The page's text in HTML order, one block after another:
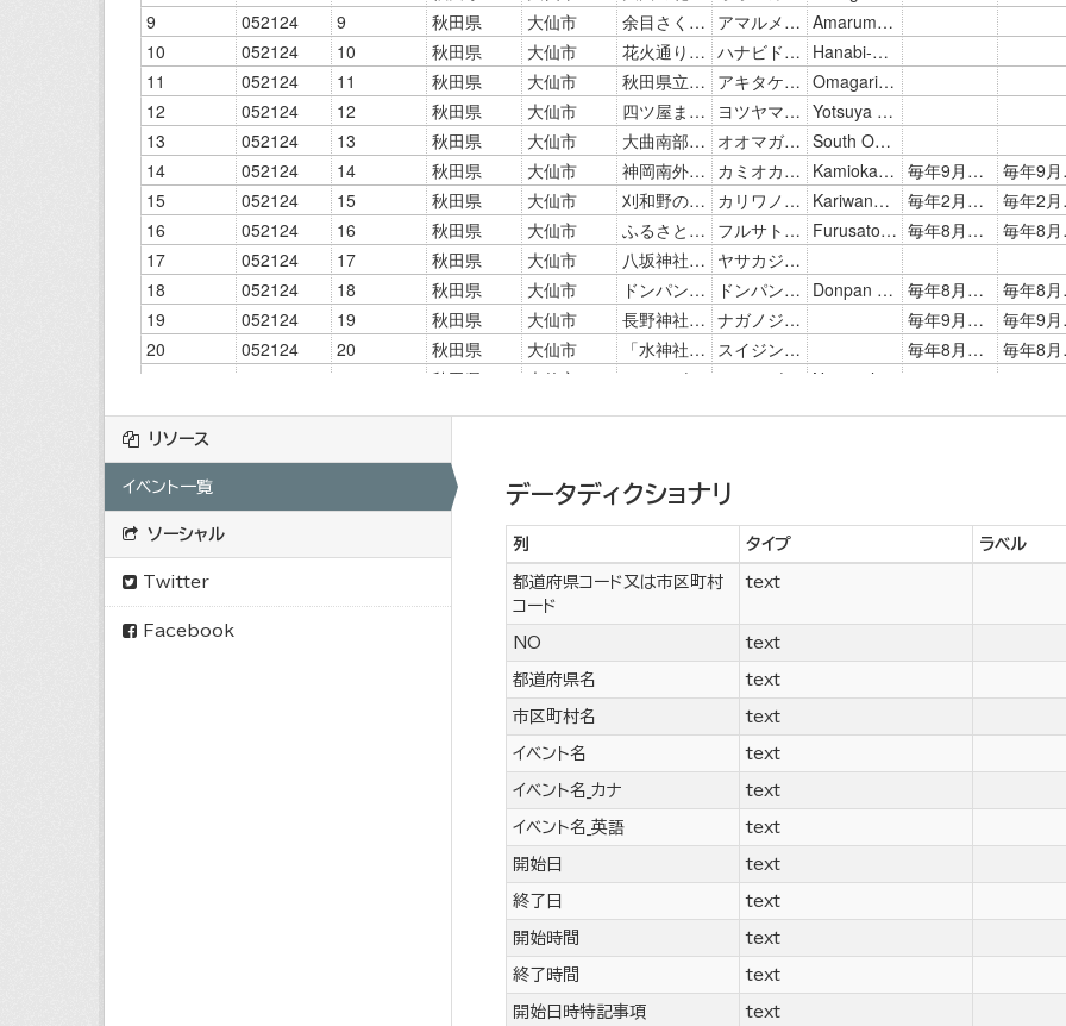
リソース
イベント一覧
ソーシャル
Twitter
Facebook
データディクショナリ
列 タイプ ラベル
都道府県コード又は市区町村
コード
text
NO text
都道府県名 text
市区町村名 text
イベント名 text
イベント名_カナ text
イベント名_英語 text
開始日 text
終了日 text
開始時間 text
終了時間 text
開始日時特記事項 text